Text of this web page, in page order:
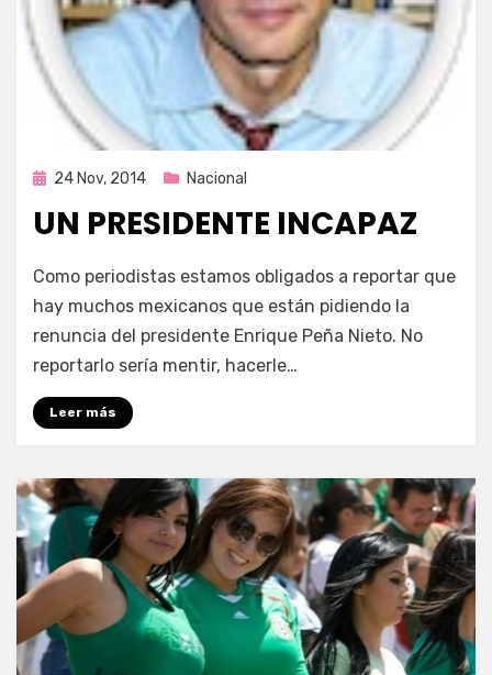
Publicada
24 Nov, 2014 Nacional
UN PRESIDENTE INCAPAZ
Enrique
Como periodistas estamos obligados a reportar que
hay muchos mexicanos que están pidiendo la
renuncia del presidente Enrique Peña Nieto. No
reportarlo sería mentir, hacerle…
Leer más